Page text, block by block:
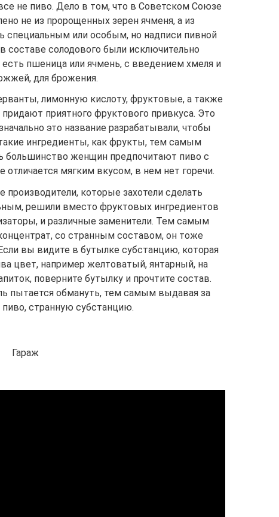
не пиво. Дело в том, что в Советском Союзе
не из пророщенных зерен ячменя, а из
специальным или особым, но надписи пивной
составе солодового были исключительно
пшеница или ячмень, с введением хмеля и
для брожения.
лимонную кислоту, фруктовые, а также
приятного фруктового привкуса. Это
это название разрабатывали, чтобы
ингредиенты, как фрукты, тем самым
большинство женщин предпочитают пиво с
мягким вкусом, в нем нет горечи.
которые захотели сделать
решили вместо фруктовых ингредиентов
и различные заменители. Тем самым
со странным составом, он тоже
вы видите в бутылке субстанцию, которая
цвет, например желтоватый, янтарный, на
поверните бутылку и прочтите состав.
пытается обмануть, тем самым выдавая за
странную субстанцию.
Гараж